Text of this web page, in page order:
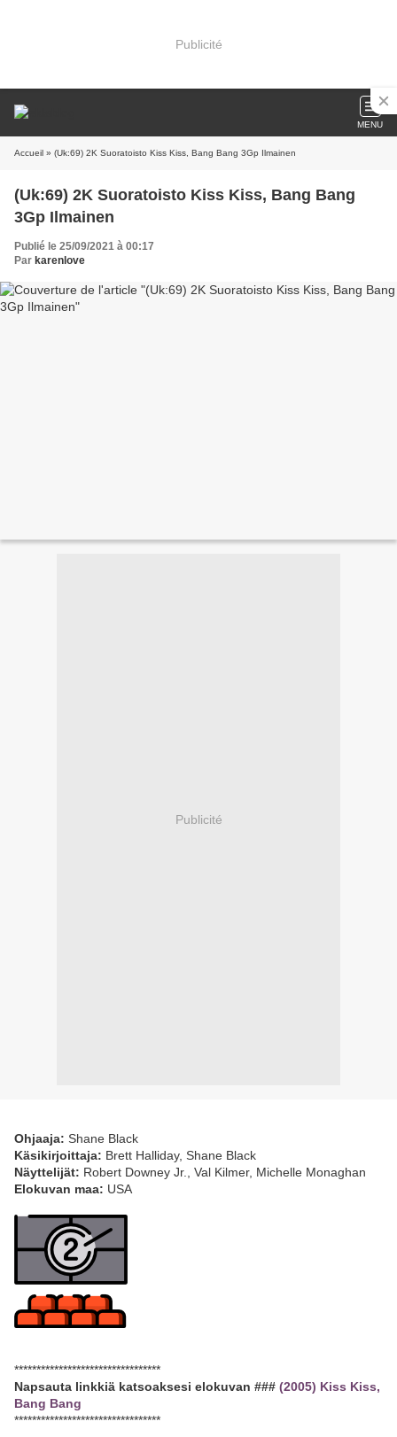
Publicité
MENU
Accueil » (Uk:69) 2K Suoratoisto Kiss Kiss, Bang Bang 3Gp Ilmainen
(Uk:69) 2K Suoratoisto Kiss Kiss, Bang Bang
3Gp Ilmainen
Publié le 25/09/2021 à 00:17
Par karenlove
Publicité
Ohjaaja: Shane Black
Käsikirjoittaja: Brett Halliday, Shane Black
Näyttelijät: Robert Downey Jr., Val Kilmer, Michelle Monaghan
Elokuvan maa: USA
*********************************
Napsauta linkkiä katsoaksesi elokuvan ### (2005) Kiss Kiss,
Bang Bang
*********************************